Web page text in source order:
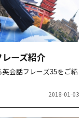
ーズ紹介
会話フレーズ35をご紹
2018-01-03